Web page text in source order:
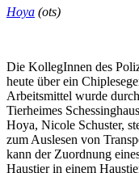
Hoya (ots)
Die KollegInnen des
heute über ein
Arbeitsmittel wurde
Tierheimes
Hoya, Nicole Schuster,
zum Auslesen von
kann der Zuordnung
Haustier in einem